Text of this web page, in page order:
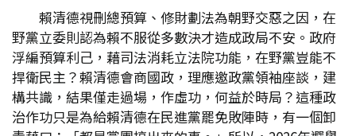
賴清德視刪總預算、修財劃法為朝野交惡之因，在
野黨立委則認為賴不服從多數決才造成政局不安。政府
浮編預算利己，藉司法消耗立法院功能，在野黨豈能不
捍衛民主？賴清德會商國政，理應邀政黨領袖座談，建
構共識，結果僅走過場，作虛功，何益於時局？這種政
治作功只是為給賴清德在民進黨罷免敗陣時，有一個卸